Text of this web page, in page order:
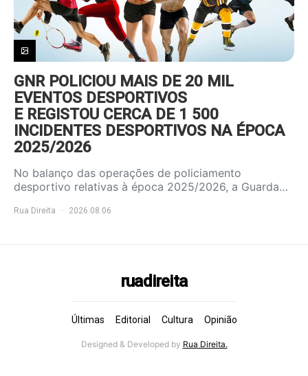
GNR POLICIOU MAIS DE 20 MIL
EVENTOS DESPORTIVOS
E REGISTOU CERCA DE 1 500
INCIDENTES DESPORTIVOS NA ÉPOCA
2025/2026
No balanço das operações de policiamento
desportivo relativas à época 2025/2026, a Guarda…
Rua Direita 2026.08.06
ruadireita
Últimas Editorial Cultura Opinião
Designed & Developed by Rua Direita.